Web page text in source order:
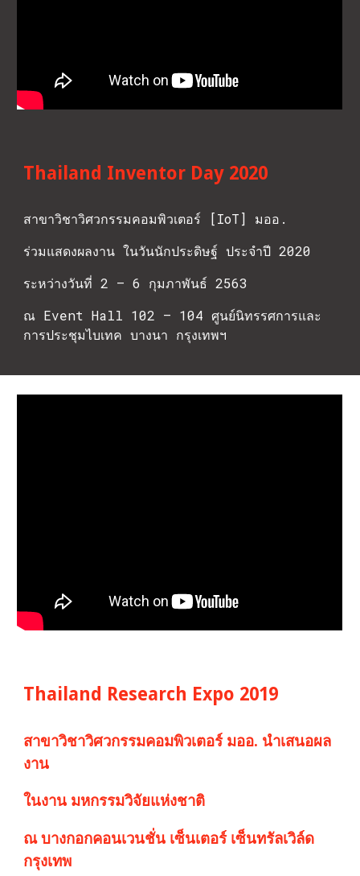
Thailand Inventor Day 2020
สาขาวิชาวิศวกรรมคอมพิวเตอร์ [IoT] มออ.
ร่วมแสดงผลงาน ในวันนักประดิษฐ์ ประจำปี 2020
ระหว่างวันที่ 2 – 6 กุมภาพันธ์ 2563
ณ Event Hall 102 – 104 ศูนย์นิทรรศการและ
การประชุมไบเทค บางนา กรุงเทพฯ
Thailand Research Expo 2019
สาขาวิชาวิศวกรรมคอมพิวเตอร์ มออ. นำเสนอผล
งาน
ในงาน มหกรรมวิจัยแห่งชาติ
ณ บางกอกคอนเวนชั่น เซ็นเตอร์ เซ็นทรัลเวิล์ด
กรุงเทพ